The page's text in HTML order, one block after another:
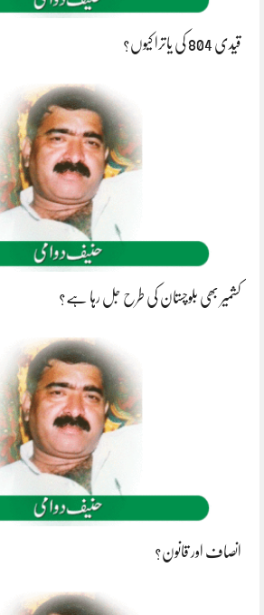
قیدی 804 کی یاترا کیوں؟
کشمیر بھی بلوچستان کی طرح جل رہا ہے؟
انصاف اور قانون؟